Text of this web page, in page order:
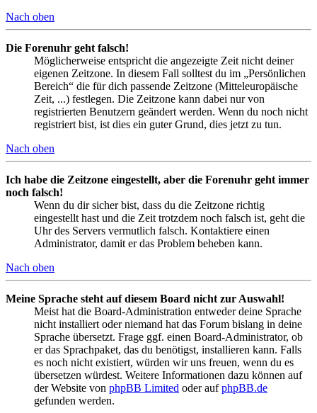
Nach oben
Die Forenuhr geht falsch!
Möglicherweise entspricht die angezeigte Zeit nicht deiner
eigenen Zeitzone. In diesem Fall solltest du im „Persönlichen
Bereich“ die für dich passende Zeitzone (Mitteleuropäische
Zeit, ...) festlegen. Die Zeitzone kann dabei nur von
registrierten Benutzern geändert werden. Wenn du noch nicht
registriert bist, ist dies ein guter Grund, dies jetzt zu tun.
Nach oben
Ich habe die Zeitzone eingestellt, aber die Forenuhr geht immer
noch falsch!
Wenn du dir sicher bist, dass du die Zeitzone richtig
eingestellt hast und die Zeit trotzdem noch falsch ist, geht die
Uhr des Servers vermutlich falsch. Kontaktiere einen
Administrator, damit er das Problem beheben kann.
Nach oben
Meine Sprache steht auf diesem Board nicht zur Auswahl!
Meist hat die Board-Administration entweder deine Sprache
nicht installiert oder niemand hat das Forum bislang in deine
Sprache übersetzt. Frage ggf. einen Board-Administrator, ob
er das Sprachpaket, das du benötigst, installieren kann. Falls
es noch nicht existiert, würden wir uns freuen, wenn du es
übersetzen würdest. Weitere Informationen dazu können auf
der Website von phpBB Limited oder aufphpBB.de
gefunden werden.